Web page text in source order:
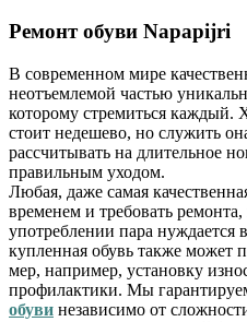
Ремонт обуви Napapijri
В современном мире
неотъемлемой частью
которому стремиться каждый.
стоит недешево, но служить
рассчитывать на длительное
правильным уходом.
Любая, даже самая
временем и требовать
употреблении пара нуждается
купленная обувь также может
мер, например, установку
профилактики. Мы
обуви независимо от